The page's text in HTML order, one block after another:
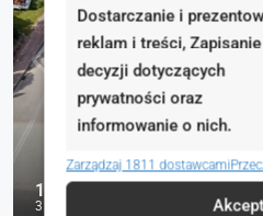
Dostarczanie i
reklam i treści, Zapisanie
decyzji dotyczących
prywatności oraz
informowanie o nich.
Zarządzaj 1811 dostawcami
1 299 000 zł
3 936 zł